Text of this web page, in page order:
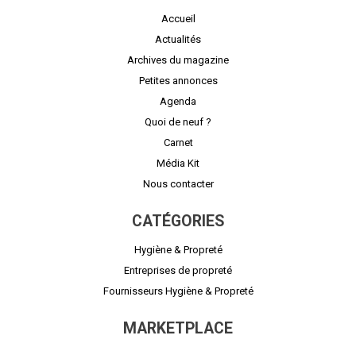
Accueil
Actualités
Archives du magazine
Petites annonces
Agenda
Quoi de neuf ?
Carnet
Média Kit
Nous contacter
CATÉGORIES
Hygiène & Propreté
Entreprises de propreté
Fournisseurs Hygiène & Propreté
MARKETPLACE